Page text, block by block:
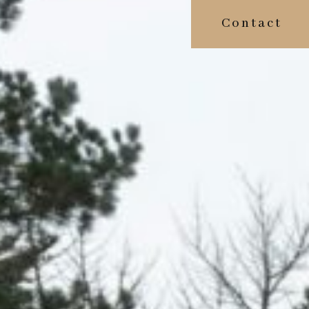
Contact